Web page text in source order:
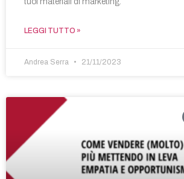
LEGGI TUTTO »
Andrea Serra 21/11/2023